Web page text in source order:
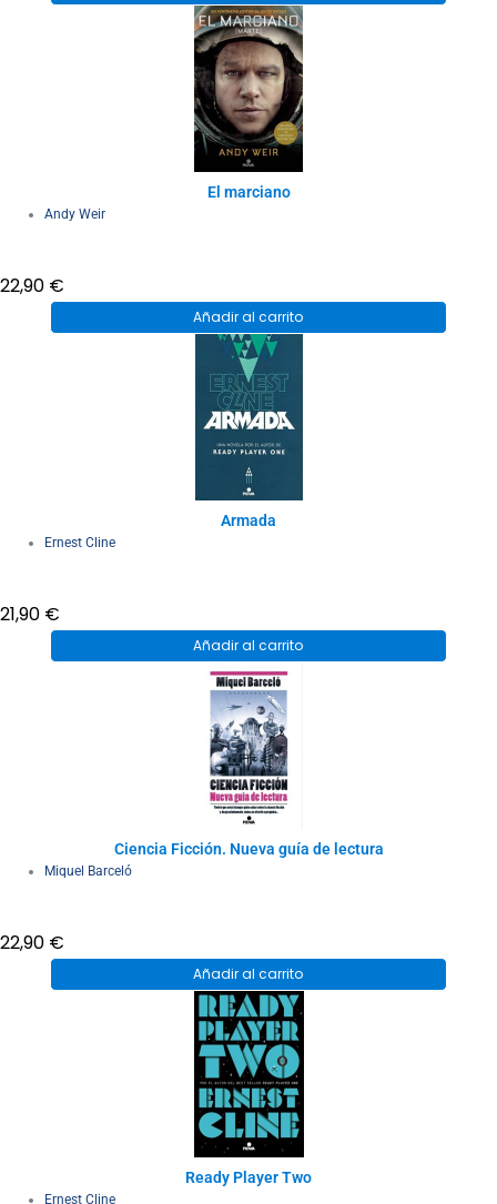
El marciano
Andy Weir
22,90 €
Añadir al carrito
Armada
Ernest Cline
21,90 €
Añadir al carrito
Ciencia Ficción. Nueva guía de lectura
Miquel Barceló
22,90 €
Añadir al carrito
Ready Player Two
Ernest Cline